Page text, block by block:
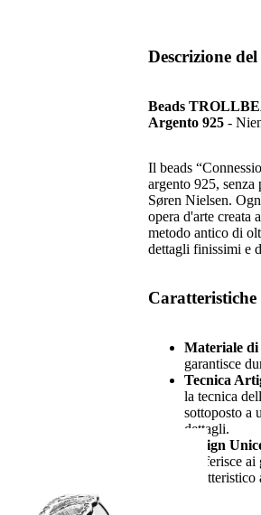
Descrizione
Beads
Argento 925 -
Il beads
argento 925, senza
Søren Nielsen.
opera d'arte creata
metodo antico di
dettagli finissimi e
Materiale
garantisce
Tecnica
la tecnica
sottoposto a
dettagli.
Design
conferisce